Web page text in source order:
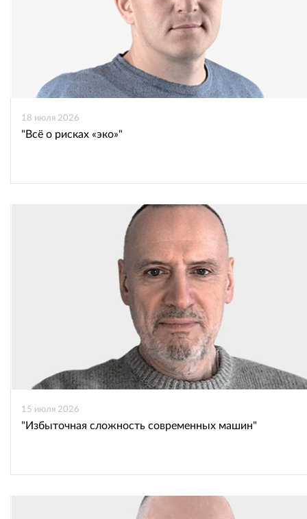
18 июля 2026
"Всё о рисках «эко»"
15 июля 2026
"Избыточная сложность современных машин"